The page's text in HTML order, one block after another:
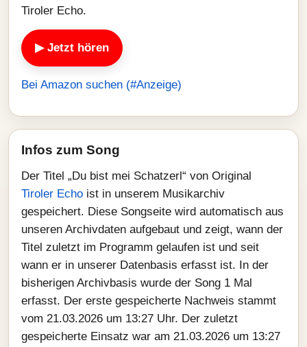
Tiroler Echo.
▶ Jetzt hören
Bei Amazon suchen (#Anzeige)
Infos zum Song
Der Titel „Du bist mei Schatzerl“ von Original
Tiroler Echo ist in unserem Musikarchiv
gespeichert. Diese Songseite wird automatisch aus
unseren Archivdaten aufgebaut und zeigt, wann der
Titel zuletzt im Programm gelaufen ist und seit
wann er in unserer Datenbasis erfasst ist. In der
bisherigen Archivbasis wurde der Song 1 Mal
erfasst. Der erste gespeicherte Nachweis stammt
vom 21.03.2026 um 13:27 Uhr. Der zuletzt
gespeicherte Einsatz war am 21.03.2026 um 13:27